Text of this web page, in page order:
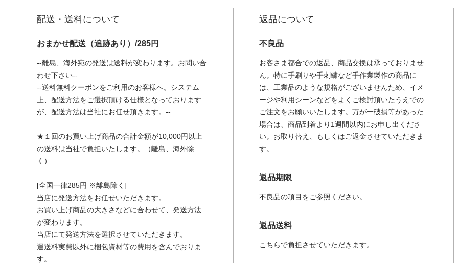
配送・送料について
おまかせ配送（追跡あり）/285円
--離島、海外宛の発送は送料が変わります。お問い合
わせ下さい--
--送料無料クーポンをご利用のお客様へ。システム
上、配送方法をご選択頂ける仕様となっております
が、配送方法は当社にお任せ頂きます。--
★１回のお買い上げ商品の合計金額が10,000円以上
の送料は当社で負担いたします。（離島、海外除
く）
[全国一律285円 ※離島除く]
当店に発送方法をお任せいただきます。
お買い上げ商品の大きさなどに合わせて、発送方法
が変わります。
当店にて発送方法を選択させていただきます。
運送料実費以外に梱包資材等の費用を含んでおりま
す。
返品について
不良品
お客さま都合での返品、商品交換は承っておりませ
ん。特に手刷りや手刺繍など手作業製作の商品に
は、工業品のような規格がございませんため、イメ
ージや利用シーンなどをよくご検討頂いたうえでの
ご注文をお願いいたします。万が一破損等があった
場合は、商品到着より1週間以内にお申し出くださ
い。お取り替え、もしくはご返金させていただきま
す。
返品期限
不良品の項目をご参照ください。
返品送料
こちらで負担させていただきます。